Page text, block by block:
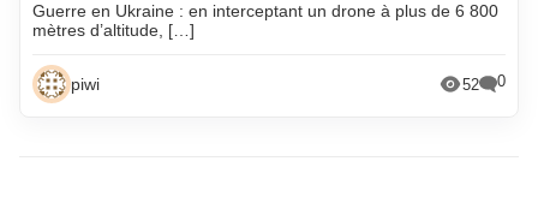
Guerre en Ukraine : en interceptant un drone à plus de 6 800
mètres d’altitude, […]
piwi 52 0